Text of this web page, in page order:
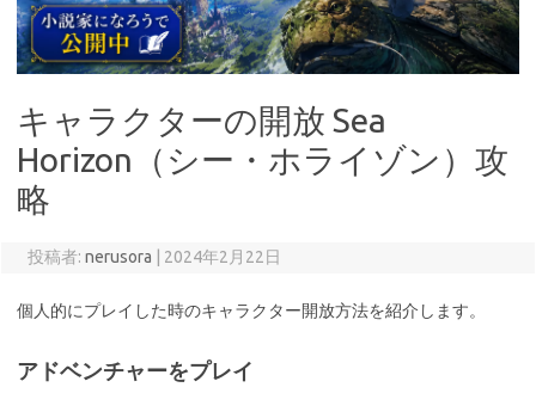
キャラクターの開放 Sea
Horizon（シー・ホライゾン）攻
略
投稿者: nerusora 2024年2月22日
個人的にプレイした時のキャラクター開放方法を紹介します。
アドベンチャーをプレイ